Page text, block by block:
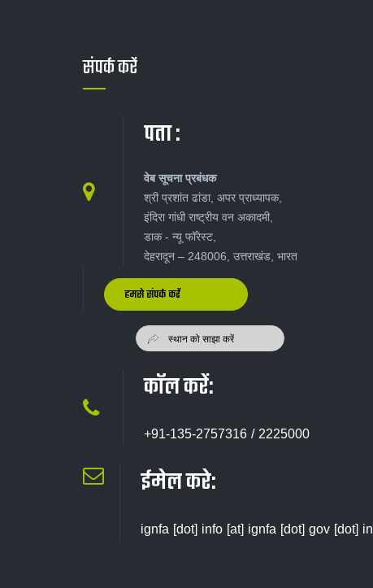
संपर्क करें
पता :
वेब सूचना प्रबंधक
श्री प्रशांत ढांडा, अपर प्राध्यापक,
इंदिरा गांधी राष्ट्रीय वन अकादमी,
डाक - न्यू‍ फॉरेस्ट,
देहरादून – 248006, उत्तराखंड, भारत
हमसे संपर्क करें
कॉल करें:
+91-135-2757316 / 2225000
ईमेल करे:
ignfa [dot] info [at] ignfa [dot] gov [dot] in